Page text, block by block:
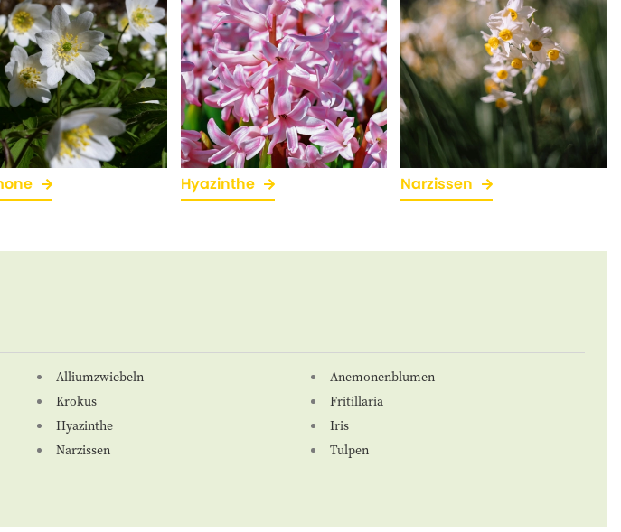
Hyazinthe Narzissen
Alliumzwiebeln
Anemonenblumen
Krokus
Fritillaria
Hyazinthe
Iris
Narzissen Tulpen